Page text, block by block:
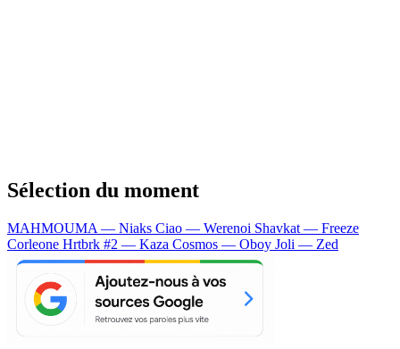
Sélection du moment
MAHMOUMA — Niaks Ciao — Werenoi Shavkat — Freeze
Corleone Hrtbrk #2 — Kaza Cosmos — Oboy Joli — Zed